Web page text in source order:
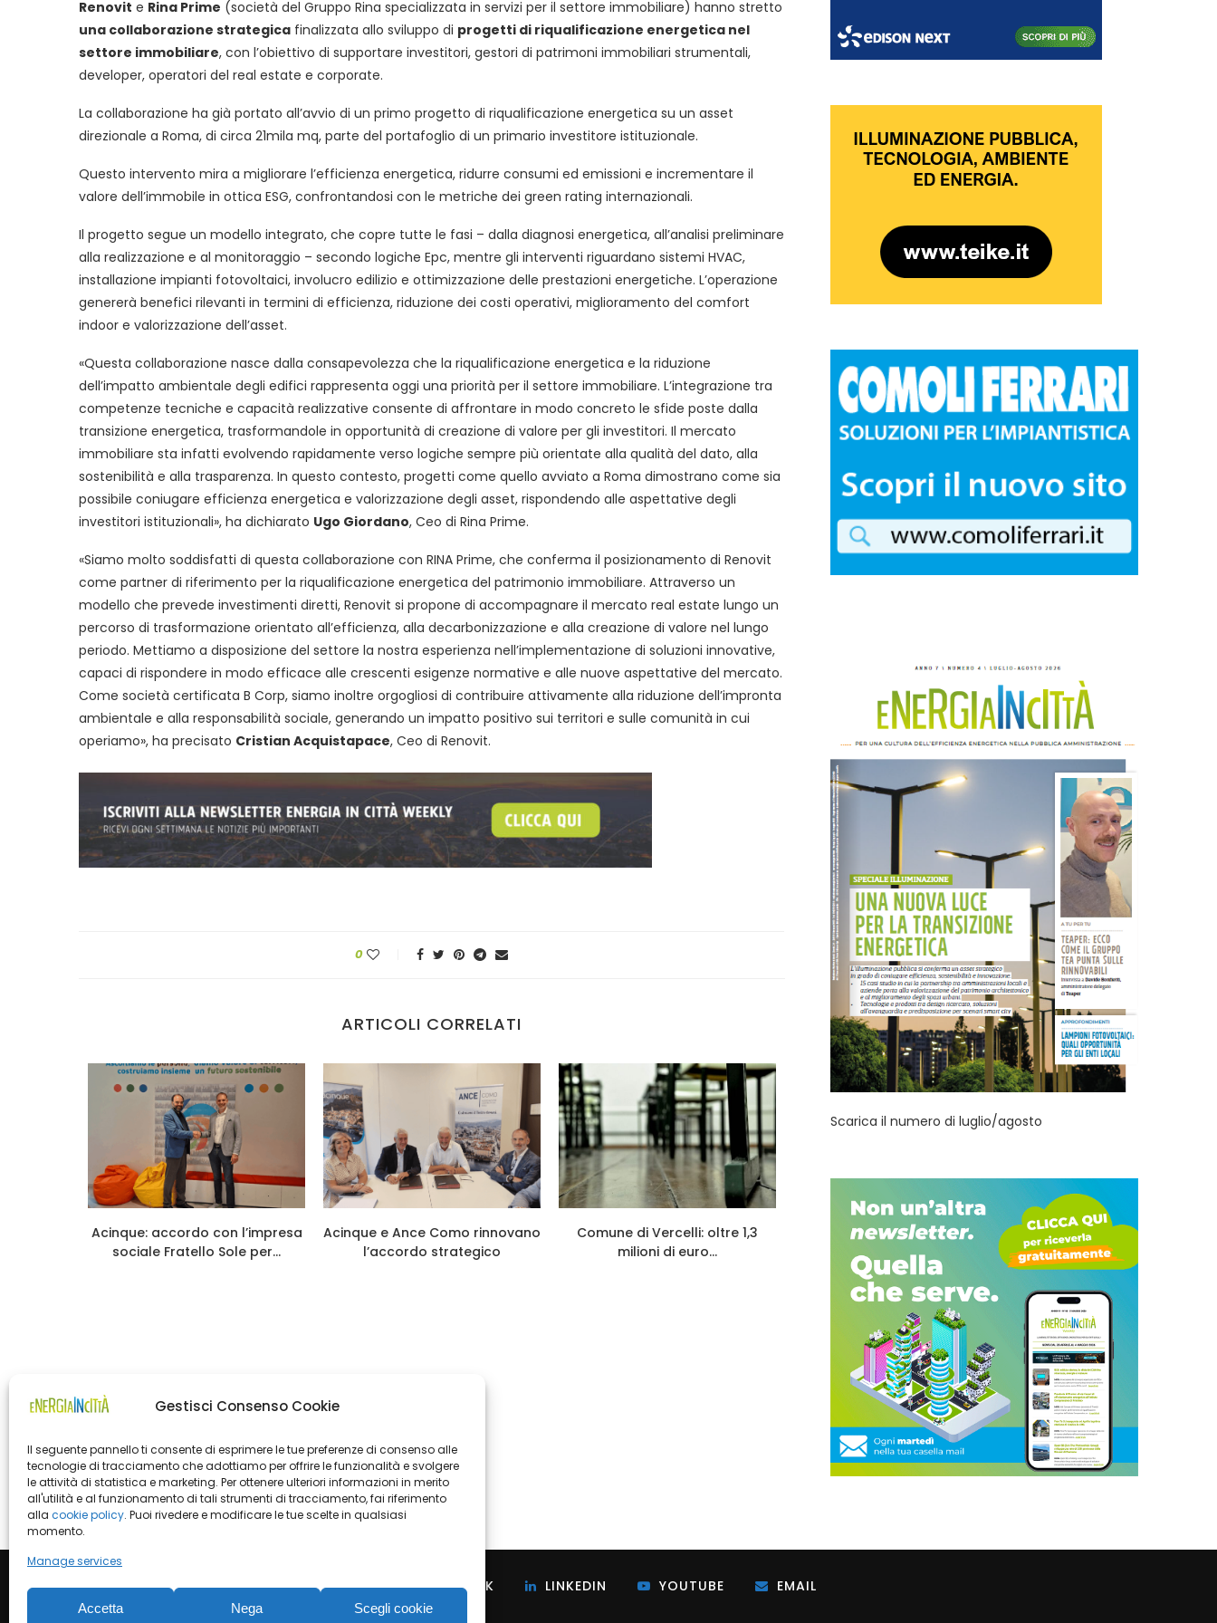
Gestisci Consenso Cookie
Il seguente pannello ti consente di esprimere le tue preferenze di consenso alle
tecnologie di tracciamento che adottiamo per offrire le funzionalità e svolgere
le attività di statistica e marketing. Per ottenere ulteriori informazioni in merito
all'utilità e al funzionamento di tali strumenti di tracciamento, fai riferimento
alla cookie policy. Puoi rivedere e modificare le tue scelte in qualsiasi
momento.
Manage services
Accetta Nega Scegli cookie
Renovit e Rina Prime (società del Gruppo Rina specializzata in servizi per il settore immobiliare) hanno stretto
una collaborazione strategica finalizzata allo sviluppo di progetti di riqualificazione energetica nel
settore immobiliare, con l’obiettivo di supportare investitori, gestori di patrimoni immobiliari strumentali,
developer, operatori del real estate e corporate.
La collaborazione ha già portato all’avvio di un primo progetto di riqualificazione energetica su un asset
direzionale a Roma, di circa 21mila mq, parte del portafoglio di un primario investitore istituzionale.
Questo intervento mira a migliorare l’efficienza energetica, ridurre consumi ed emissioni e incrementare il
valore dell’immobile in ottica ESG, confrontandosi con le metriche dei green rating internazionali.
Il progetto segue un modello integrato, che copre tutte le fasi – dalla diagnosi energetica, all’analisi preliminare
alla realizzazione e al monitoraggio – secondo logiche Epc, mentre gli interventi riguardano sistemi HVAC,
installazione impianti fotovoltaici, involucro edilizio e ottimizzazione delle prestazioni energetiche. L’operazione
genererà benefici rilevanti in termini di efficienza, riduzione dei costi operativi, miglioramento del comfort
indoor e valorizzazione dell’asset.
«Questa collaborazione nasce dalla consapevolezza che la riqualificazione energetica e la riduzione
dell’impatto ambientale degli edifici rappresenta oggi una priorità per il settore immobiliare. L’integrazione tra
competenze tecniche e capacità realizzative consente di affrontare in modo concreto le sfide poste dalla
transizione energetica, trasformandole in opportunità di creazione di valore per gli investitori. Il mercato
immobiliare sta infatti evolvendo rapidamente verso logiche sempre più orientate alla qualità del dato, alla
sostenibilità e alla trasparenza. In questo contesto, progetti come quello avviato a Roma dimostrano come sia
possibile coniugare efficienza energetica e valorizzazione degli asset, rispondendo alle aspettative degli
investitori istituzionali», ha dichiarato Ugo Giordano, Ceo di Rina Prime.
«Siamo molto soddisfatti di questa collaborazione con RINA Prime, che conferma il posizionamento di Renovit
come partner di riferimento per la riqualificazione energetica del patrimonio immobiliare. Attraverso un
modello che prevede investimenti diretti, Renovit si propone di accompagnare il mercato real estate lungo un
percorso di trasformazione orientato all’efficienza, alla decarbonizzazione e alla creazione di valore nel lungo
periodo. Mettiamo a disposizione del settore la nostra esperienza nell’implementazione di soluzioni innovative,
capaci di rispondere in modo efficace alle crescenti esigenze normative e alle nuove aspettative del mercato.
Come società certificata B Corp, siamo inoltre orgogliosi di contribuire attivamente alla riduzione dell’impronta
ambientale e alla responsabilità sociale, generando un impatto positivo sui territori e sulle comunità in cui
operiamo», ha precisato Cristian Acquistapace, Ceo di Renovit.
0
ARTICOLI CORRELATI
Acinque: accordo con l’impresa
sociale Fratello Sole per...
Acinque e Ance Como rinnovano
l’accordo strategico
Comune di Vercelli: oltre 1,3
milioni di euro...
Italgas: dalla BEI 250 milioni di
euro al...
Enea: accordo con il Cnel
comunità energetiche...
Scarica il numero di luglio/agosto
FACEBOOK LINKEDIN YOUTUBE EMAIL